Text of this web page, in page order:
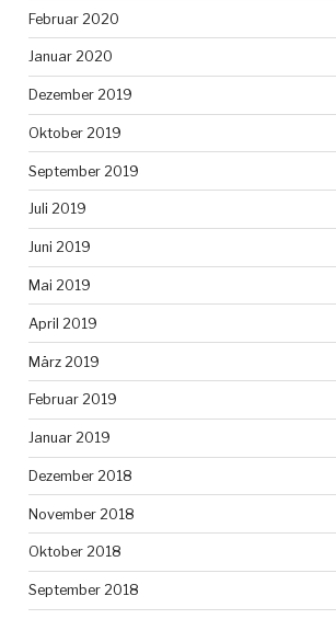
Februar 2020
Januar 2020
Dezember 2019
Oktober 2019
September 2019
Juli 2019
Juni 2019
Mai 2019
April 2019
März 2019
Februar 2019
Januar 2019
Dezember 2018
November 2018
Oktober 2018
September 2018